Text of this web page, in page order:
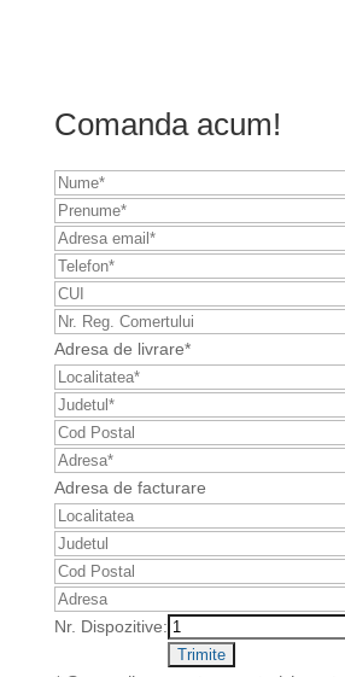
Comanda acum!
Adresa de livrare*
Adresa de facturare
Nr. Dispozitive: